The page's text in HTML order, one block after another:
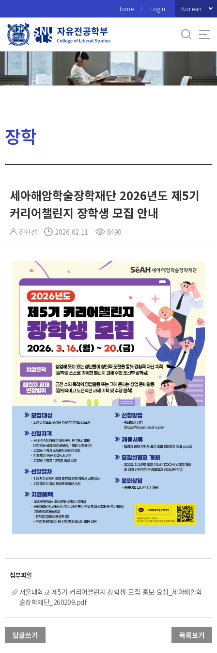
로
메
Home Login Korean
장학
세아해암학술장학재단 2026년도 제5기
커리어챌린지 장학생 모집 안내
전현선 2026-02-11 8490
서울대학교-제5기-커리어챌린지-장학생-모집-홍보-요청_세아해암학
술장학재단_260209.pdf
답글쓰기 목록보기